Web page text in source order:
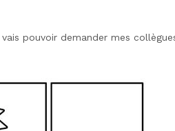
pouvoir demander mes